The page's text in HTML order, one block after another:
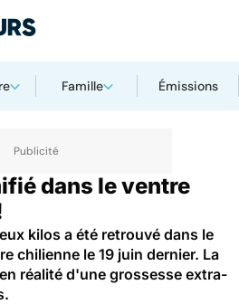
Famille Émissions
dans le ventre
kilos a été retrouvé dans le
chilienne le 19 juin dernier. La
réalité d'une grossesse extra-